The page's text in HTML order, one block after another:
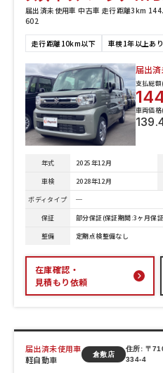
届出済未使用車 中古車 走行距離3km
602
走行距離10km以下 車検1年以上あり
届出
支払総
車両価
年式 2025年12月
車検
2028年12月
ボディタイプ
─
保証
部分保証(保証期間:3ヶ月保
整備
定期点検整備なし
在庫確認・
見積もり依頼
届出済未使用車
軽自動車
倉敷店
住所: 〒
334-4